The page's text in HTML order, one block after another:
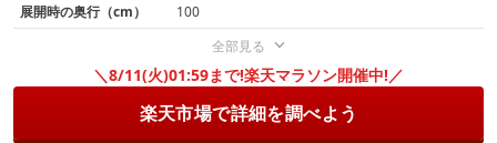
展開時の奥行（cm）
100
全部見る
＼8/11(火)01:59まで!楽天マラソン開催中!／
楽天市場で詳細を調べよう